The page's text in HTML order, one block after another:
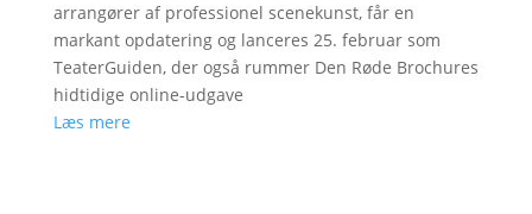
arrangører af professionel scenekunst, får en
markant opdatering og lanceres 25. februar som
TeaterGuiden, der også rummer Den Røde Brochures
hidtidige online-udgave
Læs mere